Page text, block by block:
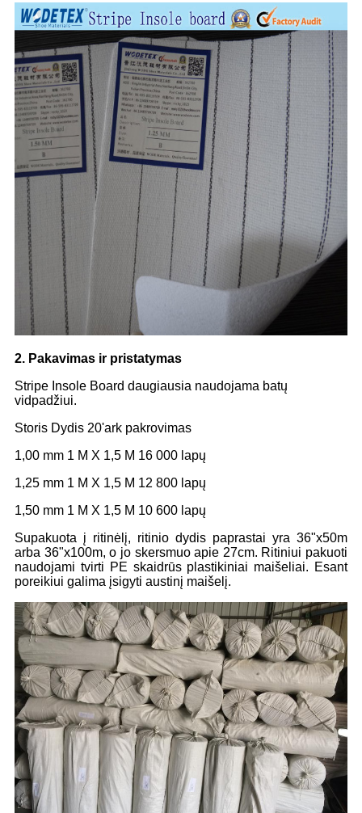
2. Pakavimas ir pristatymas
Stripe Insole Board daugiausia naudojama batų
vidpadžiui.
Storis Dydis 20'ark pakrovimas
1,00 mm 1 M X 1,5 M 16 000 lapų
1,25 mm 1 M X 1,5 M 12 800 lapų
1,50 mm 1 M X 1,5 M 10 600 lapų
Supakuota į ritinėlį, ritinio dydis paprastai yra 36"x50m
arba 36"x100m, o jo skersmuo apie 27cm. Ritiniui pakuoti
naudojami tvirti PE skaidrūs plastikiniai maišeliai. Esant
poreikiui galima įsigyti austinį maišelį.